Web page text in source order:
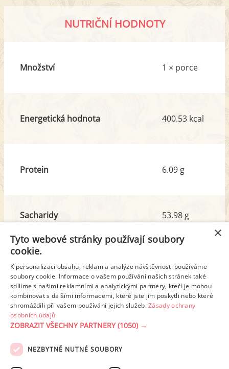
NUTRIČNÍ HODNOTY
Množství 1 × porce
Energetická hodnota 400.53 kcal
Protein 6.09 g
Sacharidy
53.98 g
Tuk
z toho nas. mastné kyseliny
17.53 g
2.75 g
Detailní rozpis
×
Tyto webové stránky používají soubory
cookie.
K personalizaci obsahu, reklam a analýze návštěvnosti používáme
soubory cookie. Informace o vašem používání našich stránek také
sdílíme s našimi reklamními a analytickými partnery, kteří je mohou
kombinovat s dalšími informacemi, které jste jim poskytli nebo které
shromáždili při vašem používání jejich služeb.Zásady ochrany
osobních údajů
ZOBRAZIT VŠECHNY PARTNERY(1050) →
NEZBYTNĚ NUTNÉ SOUBORY